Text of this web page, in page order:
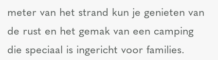
meter van het strand kun je genieten van
de rust en het gemak van een camping
die speciaal is ingericht voor families.